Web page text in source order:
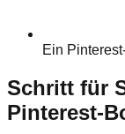
Ein
Schritt für
Pinterest-